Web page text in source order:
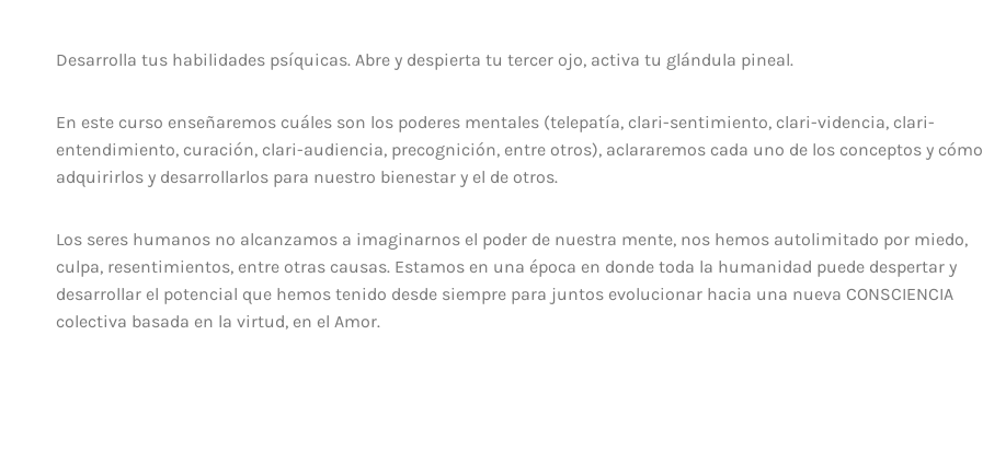
Desarrolla tus habilidades psíquicas. Abre y despierta tu tercer ojo, activa tu glándula pineal.
En este curso enseñaremos cuáles son los poderes mentales (telepatía, clari-sentimiento, clari-videncia, clari-
entendimiento, curación, clari-audiencia, precognición, entre otros), aclararemos cada uno de los conceptos y cómo
adquirirlos y desarrollarlos para nuestro bienestar y el de otros.
Los seres humanos no alcanzamos a imaginarnos el poder de nuestra mente, nos hemos autolimitado por miedo,
culpa, resentimientos, entre otras causas. Estamos en una época en donde toda la humanidad puede despertar y
desarrollar el potencial que hemos tenido desde siempre para juntos evolucionar hacia una nueva CONSCIENCIA
colectiva basada en la virtud, en el Amor.